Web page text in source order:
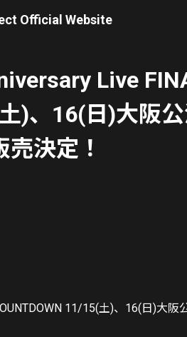
Official Website
Live
)、16(日)大阪
決定！
11/15(土)、16(日)大阪